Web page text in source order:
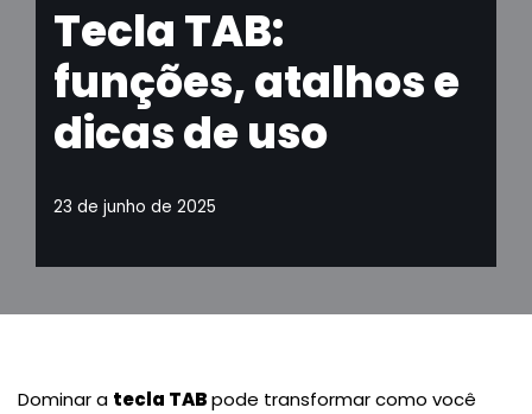
Tecla TAB:
funções, atalhos e
dicas de uso
23 de junho de 2025
Dominar a tecla TABpode transformar como você